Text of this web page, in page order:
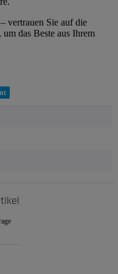
vertrauen Sie auf die
das Beste aus Ihrem